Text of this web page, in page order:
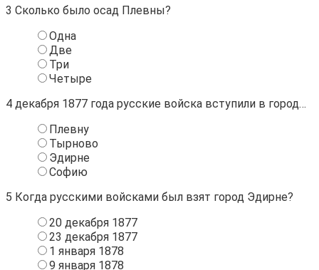
3 Сколько было осад Плевны?
Одна
Две
Три
Четыре
4 декабря 1877 года русские войска вступили в город…
Плевну
Тырново
Эдирне
Софию
5 Когда русскими войсками был взят город Эдирне?
20 декабря 1877
23 декабря 1877
1 января 1878
9 января 1878